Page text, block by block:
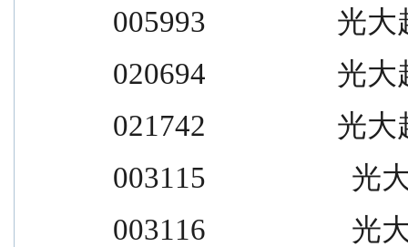
005993                  光
020694                  光
021742                  光
003115                    光
003116                    光